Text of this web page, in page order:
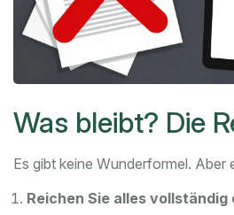
Was bleibt? Die
Es gibt keine Wunderformel. Aber
Reichen Sie alles vollständig